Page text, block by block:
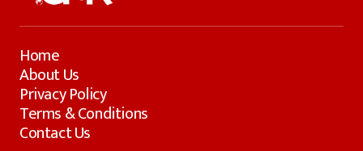
Home
About Us
Privacy Policy
Terms & Conditions
Contact Us